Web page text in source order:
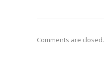
Comments are closed.